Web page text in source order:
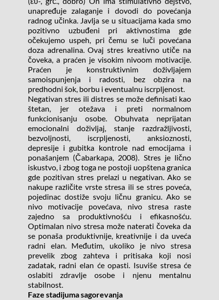
unapređuje zalaganje i dovodi do povećanja
radnog učinka. Javlja se u situacijama kada smo
pozitivno uzbuđeni pri aktivnostima gde
očekujemo uspeh, pri čemu se luči povećana
doza adrenalina. Ovaj stres kreativno utiče na
čoveka, a praćen je visokim nivoom motivacije.
Praćen je konstruktivnim doživljajem
samoispunjenja i radosti, bez obzira na
predhodni šok, borbu i eventualnu iscrpljenost.
Negativan stres ili distres se može definisati kao
štetan, jer otežava i preti normalnom
funkcionisanju osobe. Obuhvata neprijatan
emocionalni doživljaj, stanje razdražljivosti,
bezvoljnosti, iscrpljenosti, anksioznosti,
depresije i gubitka kontrole nad emocijama i
ponašanjem (Čabarkapa, 2008). Stres je lično
iskustvo, i zbog toga ne postoji uopštena granica
gde pozitivan stres prelazi u negativan. Ako se
nakupe različite vrste stresa ili se stres poveća,
pojedinac dostiže svoju ličnu granicu. Ako se
nivo motivacije povećava, nivo stresa raste
zajedno sa produktivnošću i efikasnošću.
Optimalan nivo stresa može naterati čoveka da
se ponaša produktivnije, kreativnije i da uveća
radni elan. Međutim, ukoliko je nivo stresa
prevelik zbog zahteva i pritisaka koji nosi
zadatak, radni elan će opasti. Isuviše stresa će
oslabiti zdravlje osobe i njenu mentalnu
stabilnost.
Faze stadijuma sagorevanja